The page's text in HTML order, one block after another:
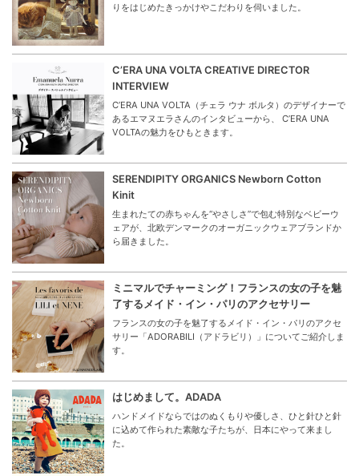
りをはじめたきっかけやこだわりを伺いました。
C’ERA UNA VOLTA CREATIVE DIRECTOR
INTERVIEW
C’ERA UNA VOLTA（チェラ ウナ ボルタ）のデザイナーで
あるエマヌエラさんのインタビューから、 C’ERA UNA
VOLTAの魅力をひもときます。
SERENDIPITY ORGANICS Newborn Cotton
Kinit
生まれたての赤ちゃんを“やさしさ”で包む特別なベビーウ
ェアが、北欧デンマークのオーガニックウェアブランドか
ら届きました。
ミニマルでチャーミング！フランスの女の子を魅
了するメイド・イン・パリのアクセサリー
フランスの女の子を魅了するメイド・イン・パリのアクセ
サリー「ADORABILI（アドラビリ）」についてご紹介しま
す。
はじめまして。ADADA
ハンドメイドならではのぬくもりや優しさ、ひと針ひと針
に込めて作られた素敵な子たちが、日本にやって来まし
た。